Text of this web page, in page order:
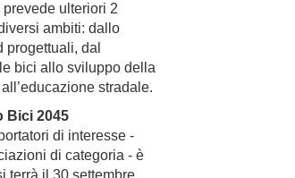
ulteriori 2
ambiti: dallo
dal
bici allo sviluppo della
stradale.
Bici 2045
di interesse -
di categoria - è
terrà il 30 settembre,